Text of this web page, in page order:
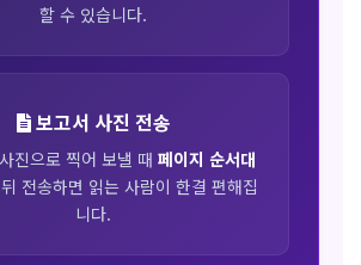
할 수 있습니다.
보고서 사진 전송
진으로 찍어 보낼 때 페이지 순서대
전송하면 읽는 사람이 한결 편해집
니다.